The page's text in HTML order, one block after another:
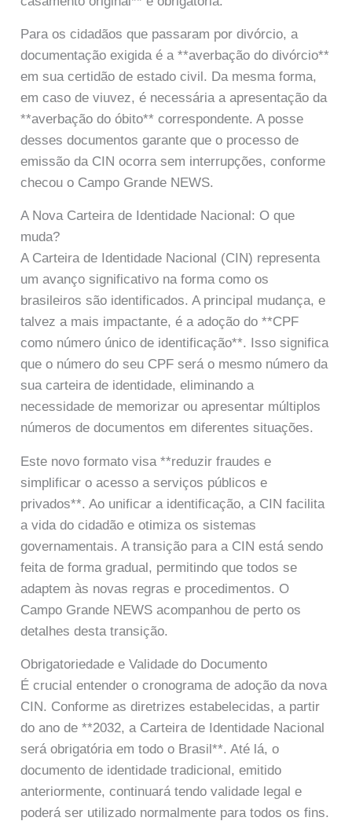
Para os cidadãos que passaram por divórcio, a
documentação exigida é a **averbação do divórcio**
em sua certidão de estado civil. Da mesma forma,
em caso de viuvez, é necessária a apresentação da
**averbação do óbito** correspondente. A posse
desses documentos garante que o processo de
emissão da CIN ocorra sem interrupções, conforme
checou o Campo Grande NEWS.
A Nova Carteira de Identidade Nacional: O que
muda?
A Carteira de Identidade Nacional (CIN) representa
um avanço significativo na forma como os
brasileiros são identificados. A principal mudança, e
talvez a mais impactante, é a adoção do **CPF
como número único de identificação**. Isso significa
que o número do seu CPF será o mesmo número da
sua carteira de identidade, eliminando a
necessidade de memorizar ou apresentar múltiplos
números de documentos em diferentes situações.
Este novo formato visa **reduzir fraudes e
simplificar o acesso a serviços públicos e
privados**. Ao unificar a identificação, a CIN facilita
a vida do cidadão e otimiza os sistemas
governamentais. A transição para a CIN está sendo
feita de forma gradual, permitindo que todos se
adaptem às novas regras e procedimentos. O
Campo Grande NEWS acompanhou de perto os
detalhes desta transição.
Obrigatoriedade e Validade do Documento
É crucial entender o cronograma de adoção da nova
CIN. Conforme as diretrizes estabelecidas, a partir
do ano de **2032, a Carteira de Identidade Nacional
será obrigatória em todo o Brasil**. Até lá, o
documento de identidade tradicional, emitido
anteriormente, continuará tendo validade legal e
poderá ser utilizado normalmente para todos os fins.